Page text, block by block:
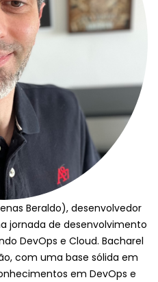
Beraldo), desenvolvedor
jornada de desenvolvimento
DevOps e Cloud. Bacharel
com uma base sólida em
em DevOps e